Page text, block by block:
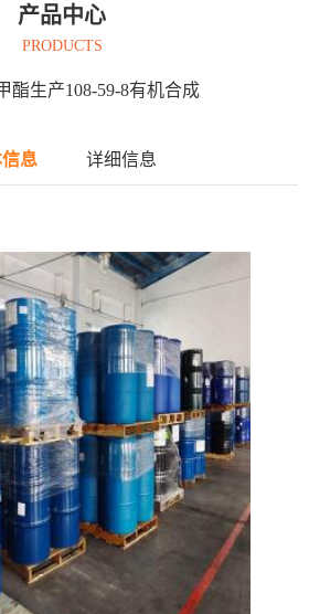
产品中心
PRODUCTS
酯生产108-59-8有机合成
息 详细信息